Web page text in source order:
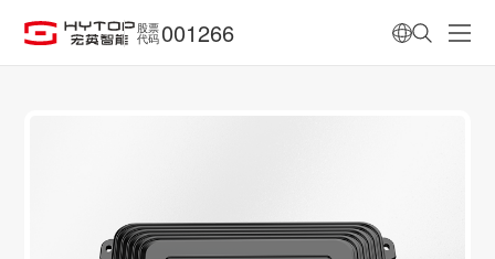
股票
代码 001266